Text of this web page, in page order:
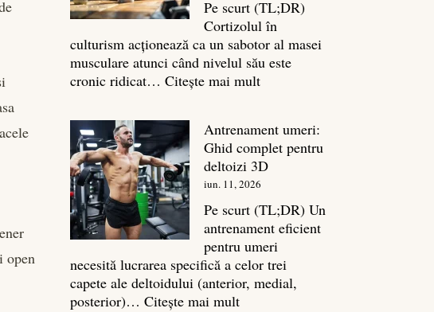
open
spate
masiv
Pe scurt (TL;DR)
Cortizolul în
culturism acționează ca un sabotor al masei
musculare atunci când nivelul său este
cronic ridicat…Citește mai mult:
culturism:
Inamicul
tăcut
al
masei
musculare
Antrenament umeri:
Ghid complet pentru
deltoizi 3D
iun. 11, 2026
Pe scurt (TL;DR) Un
antrenament eficient
pentru umeri
necesită lucrarea specifică a celor trei
capete ale deltoidului (anterior, medial,
posterior)…Citește mai mult: